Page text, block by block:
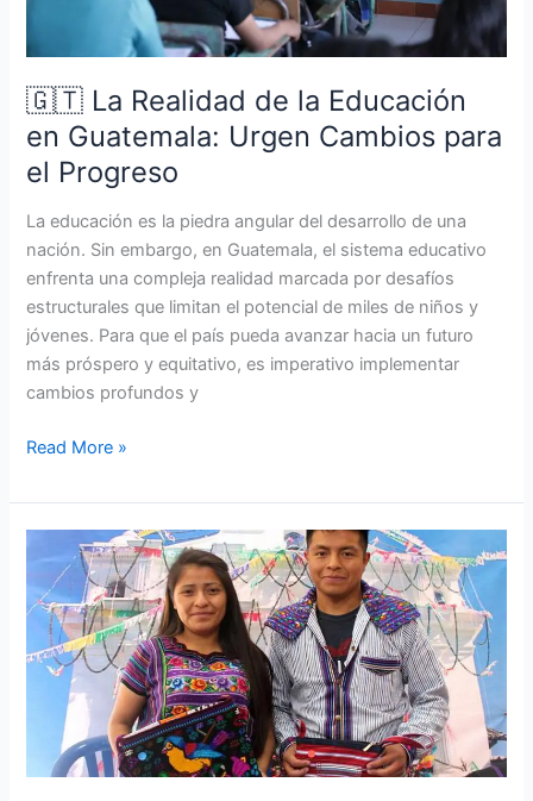
🇬🇹 La Realidad de la Educación
en Guatemala: Urgen Cambios para
el Progreso
La educación es la piedra angular del desarrollo de una
nación. Sin embargo, en Guatemala, el sistema educativo
enfrenta una compleja realidad marcada por desafíos
estructurales que limitan el potencial de miles de niños y
jóvenes. Para que el país pueda avanzar hacia un futuro
más próspero y equitativo, es imperativo implementar
cambios profundos y
el
Progreso
Read More »
Solicitar
la
Beca
Social
Educación
Superior
MIDES